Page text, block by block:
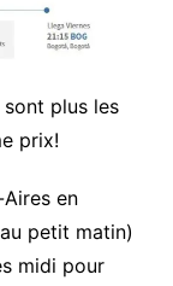
plus les
prix!
en
petit matin)
midi pour